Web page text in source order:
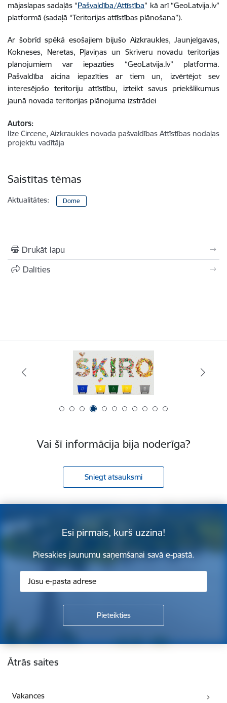
mājaslapas sadaļās “Pašvaldība/Attīstība” kā arī “GeoLatvija.lv”
platformā (sadaļā “Teritorijas attīstības plānošana”).
Ar šobrīd spēkā esošajiem bijušo Aizkraukles, Jaunjelgavas,
Kokneses, Neretas, Pļaviņas un Skrīveru novadu teritorijas
plānojumiem var iepazīties “GeoLatvija.lv” platformā.
Pašvaldība aicina iepazīties ar tiem un, izvērtējot sev
interesējošo teritoriju attīstību, izteikt savus priekšlikumus
jaunā novada teritorijas plānojuma izstrādei
Autors:
Ilze Circene, Aizkraukles novada pašvaldības Attīstības nodaļas
projektu vadītāja
Saistītas tēmas
Aktualitātes: Dome
Drukāt lapu
Dalīties
Vai šī informācija bija noderīga?
Sniegt atsauksmi
Esi pirmais, kurš uzzina!
Piesakies jaunumu saņemšanai savā e-pastā.
Kājene
Ātrās saites
Vakances